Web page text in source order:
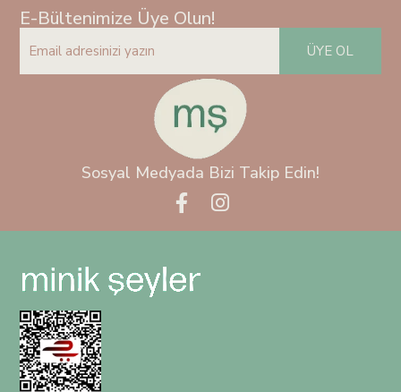
E-Bültenimize Üye Olun!
ÜYE OL
Sosyal Medyada Bizi Takip Edin!